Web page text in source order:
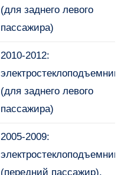
(для заднего левого
пассажира)
2010-2012:
(для заднего левого
пассажира)
2005-2009:
(передний пассажир),